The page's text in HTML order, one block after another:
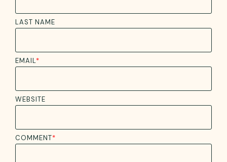
LAST NAME
EMAIL*
WEBSITE
COMMENT*